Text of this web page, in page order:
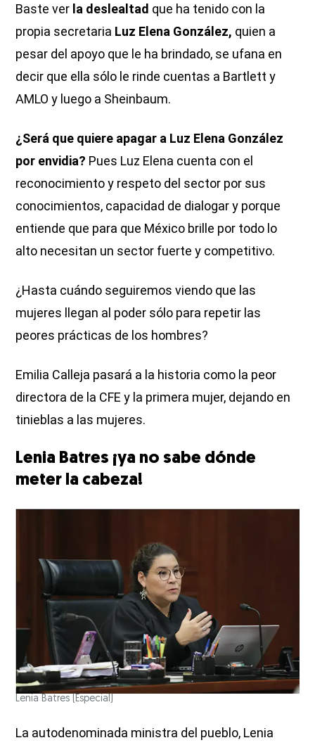
Baste ver la deslealtad que ha tenido con la
propia secretaria Luz Elena González, quien a
pesar del apoyo que le ha brindado, se ufana en
decir que ella sólo le rinde cuentas a Bartlett y
AMLO y luego a Sheinbaum.
¿Será que quiere apagar a Luz Elena González
por envidia? Pues Luz Elena cuenta con el
reconocimiento y respeto del sector por sus
conocimientos, capacidad de dialogar y porque
entiende que para que México brille por todo lo
alto necesitan un sector fuerte y competitivo.
¿Hasta cuándo seguiremos viendo que las
mujeres llegan al poder sólo para repetir las
peores prácticas de los hombres?
Emilia Calleja pasará a la historia como la peor
directora de la CFE y la primera mujer, dejando en
tinieblas a las mujeres.
Lenia Batres ¡ya no sabe dónde
meter la cabeza!
Lenia Batres (Especial)
La autodenominada ministra del pueblo, Lenia